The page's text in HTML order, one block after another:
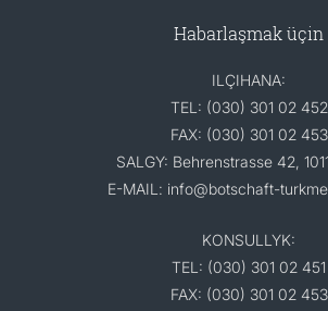
Habarlaşmak üçin
ILÇIHANA:
TEL: (030) 301 02 452
FAX: (030) 301 02 453
SALGY: Behrenstrasse 42,
E-MAIL: info@botschaft-
KONSULLYK:
TEL: (030) 301 02 451
FAX: (030) 301 02 453